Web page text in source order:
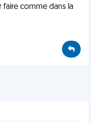
faire comme dans la